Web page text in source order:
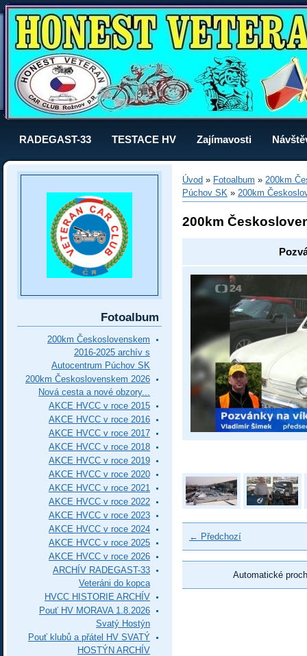
RADEGAST-33 TESTACE HV Zajímavosti
Úvod » Fotoalbum » 200km
Púchov SK » 200km
200km
← Předchozí
Automatické
Fotoalbum
200km Československem
2016-2025 archív s
Autocentrum Púchov SK
200km Československem 2026
Nová cesta a nové obzory...
AKCE HVCC v roce 2015
AKCE HVCC v roce 2016
AKCE HVCC v roce 2017
AKCE HVCC v roce 2018
AKCE HVCC v roce 2019
AKCE HVCC v roce 2020
AKCE HVCC v roce 2021
AKCE HVCC v roce 2022
AKCE HVCC v roce 2023
AKCE HVCC v roce 2024
AKCE HVCC v roce 2025
AKCE HVCC v roce 2026
ARCHÍV RADEGAST-33
Veteráni do kopca
HVCC HISTORIE ARCHÍV
Pouť HV MORAVA 1.8.2026
Svatý Hostýn
Pouť klubů a přátel HV SVATÝ
HOSTÝN ARCHÍV